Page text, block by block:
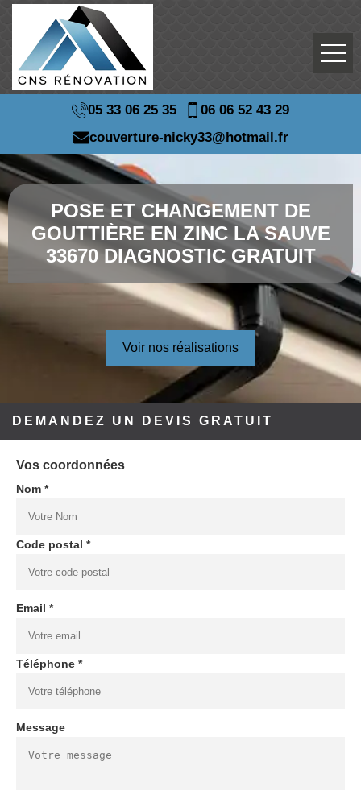
05 33 06 25 35
06 06 52 43 29
couverture-nicky33@hotmail.fr
POSE ET CHANGEMENT DE
GOUTTIÈRE EN ZINC LA SAUVE
33670 DIAGNOSTIC GRATUIT
Voir nos réalisations
DEMANDEZ UN DEVIS GRATUIT
Vos coordonnées
Nom *
Code postal *
Email *
Téléphone *
Message